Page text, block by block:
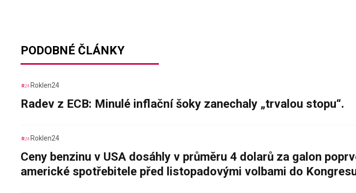
PODOBNÉ ČLÁNKY
Roklen24
Radev z ECB: Minulé inflační šoky zanechaly „trvalou stopu“.
Roklen24
Ceny benzinu v USA dosáhly v průměru 4 dolarů za galon
americké spotřebitele před listopadovými volbami do